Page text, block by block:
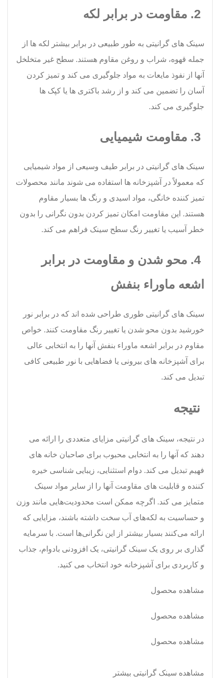
سینک های گرانیتی به طور طبیعی در برابر بیشتر لکه ها از
جمله قهوه، شراب و روغن مقاوم هستند. سطح غیر متخلخل
آنها از نفوذ مایعات به مواد جلوگیری می کند و تمیز کردن
آسان را تضمین می کند و از رشد باکتری ها یا کپک ها
جلوگیری می کند.
سینک های گرانیتی در برابر طیف وسیعی از مواد شیمیایی
که معمولاً در آشپزخانه ها استفاده می شوند مانند محصولات
تمیز کننده خانگی، مواد اسیدی و رنگ ها بسیار مقاوم
هستند. این مقاومت امکان تمیز کردن بدون نگرانی را بدون
خطر آسیب یا تغییر رنگ سطح سینک فراهم می کند.
4. محو شدن و مقاومت در برابر
اشعه ماوراء بنفش
سینک های گرانیتی طوری طراحی شده اند که در برابر نور
خورشید بدون محو شدن یا تغییر رنگ مقاومت کنند. خواص
مقاوم در برابر اشعه ماوراء بنفش آنها را به انتخابی عالی
برای آشپزخانه های بیرونی یا فضاهایی با نور طبیعی کافی
تبدیل می کند.
نتیجه
در نتیجه، سینک های گرانیتی مزایای متعددی را ارائه می
دهند که آنها را به انتخابی محبوب برای صاحبان خانه های
فهیم تبدیل می کند. دوام استثنایی، زیبایی شناسی خیره
کننده و قابلیت های مقاومت آنها را از سایر مواد سینک
متمایز می کند. اگرچه ممکن است محدودیت‌هایی مانند وزن
و حساسیت به لکه‌های آب سخت داشته باشند، مزایایی که
ارائه می‌کنند بسیار بیشتر از این نگرانی‌ها است. با سرمایه
گذاری بر روی یک سینک گرانیتی، یک افزودنی بادوام، جذاب
و کاربردی برای آشپزخانه خود انتخاب می کنید.
مشاهده محصول
مشاهده محصول
مشاهده محصول
مشاهده سینک گرانیتی بیشتر